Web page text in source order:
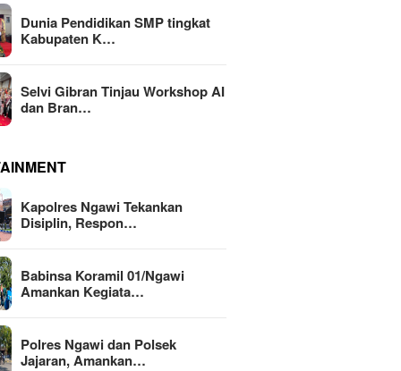
Dunia Pendidikan SMP tingkat
Kabupaten K…
Selvi Gibran Tinjau Workshop AI
dan Bran…
Kapolres Ngawi Tekankan
Disiplin, Respon…
Babinsa Koramil 01/Ngawi
Amankan Kegiata…
Polres Ngawi dan Polsek
Jajaran, Amankan…